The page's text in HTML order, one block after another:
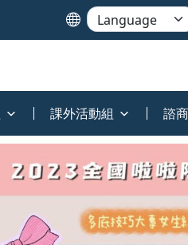
課外活動組 諮